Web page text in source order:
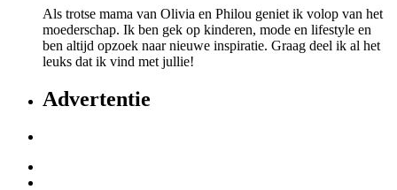
Als trotse mama van Olivia en Philou geniet ik volop van het
moederschap. Ik ben gek op kinderen, mode en lifestyle en
ben altijd opzoek naar nieuwe inspiratie. Graag deel ik al het
leuks dat ik vind met jullie!
Advertentie